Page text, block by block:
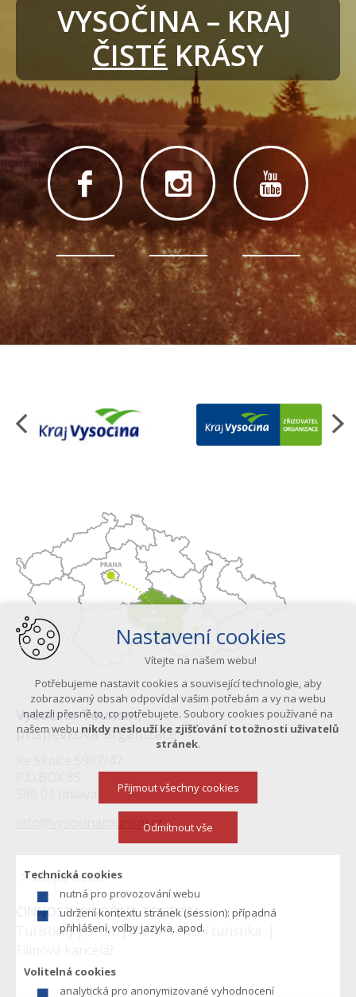
VYSOČINA – KRAJ
ČISTÉ KRÁSY
ČINNOST VYSOČINA TOURISM:
Turistický portál
Konferenční turistika
Vysočina Tourism,
příspěvková organizace
info@vysocinatourism.cz
Menu
zápatí
Mapa webu
Nastavení cookies
Vítejte na našem webu!
Potřebujeme nastavit cookies a související technologie, aby
zobrazovaný obsah odpovídal vašim potřebám a vy na webu
nalezli přesně to, co potřebujete. Soubory cookies používané na
našem webu nikdy neslouží ke zjišťování totožnosti uživatelů
stránek.
Technická cookies
nutná pro provozování webu
udržení kontextu stránek (session): případná
přihlášení, volby jazyka, apod.
Volitelná cookies
analytická pro anonymizované vyhodnocení
Přijmout všechny cookies
Odmítnout vše